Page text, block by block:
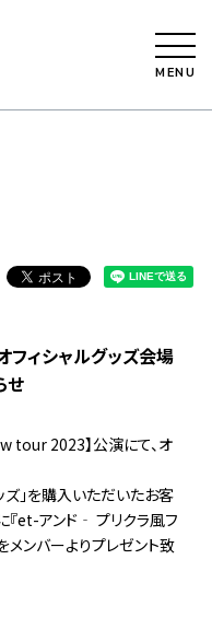
MENU
ィシャルグッズ会場
せ
2023】公演にて、オ
」を購入いただいたお客
『et-アンド‐ プリクラ風フ
メンバーよりプレゼント致